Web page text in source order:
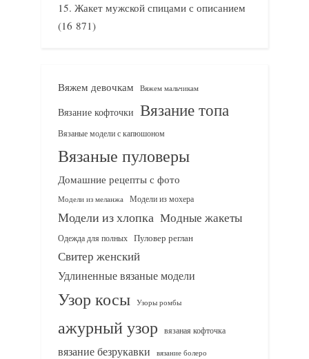
Жакет мужской спицами с описанием
(16 871)
Вяжем девочкам Вяжем мальчикам
Вязание кофточки Вязание топа
Вязаные модели с капюшоном
Вязаные пуловеры
Домашние рецепты с фото
Модели из меланжа Модели из мохера
Модели из хлопка Модные жакеты
Одежда для полных Пуловер реглан
Свитер женский
Удлиненные вязаные модели
Узор косы Узоры ромбы
ажурный узор вязаная кофточка
вязание безрукавки вязание болеро